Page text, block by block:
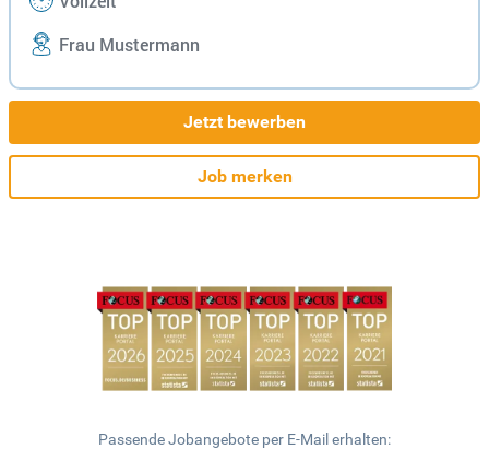
Frau Mustermann
Jetzt bewerben
Job merken
Passende Jobangebote per E-Mail erhalten: